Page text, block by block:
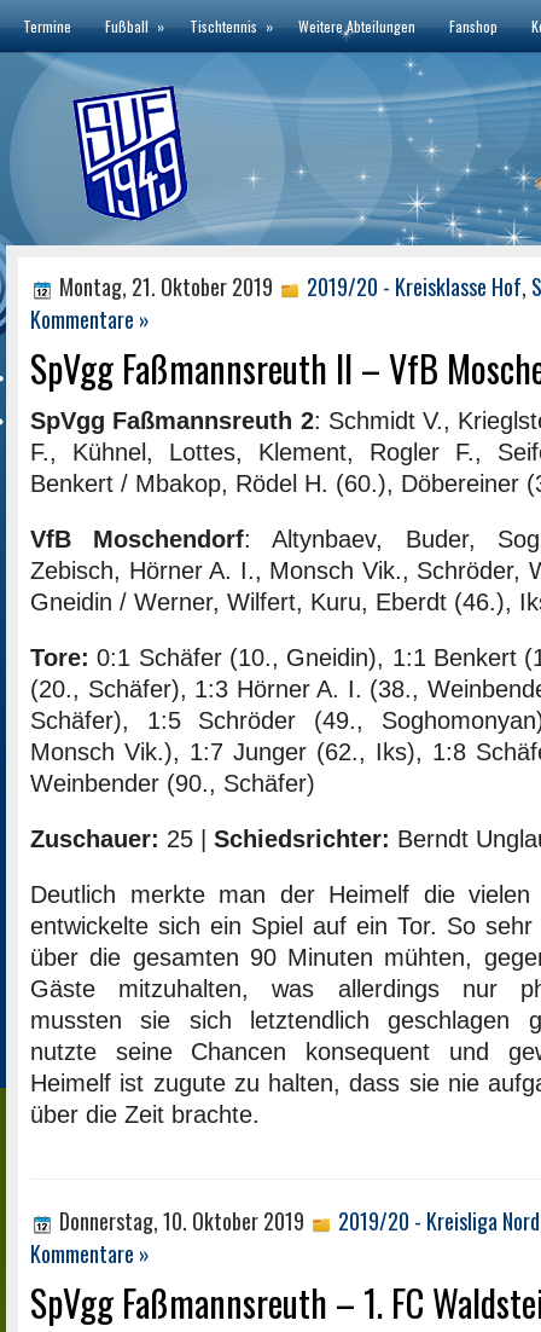
Termine Fußball » Tischtennis » Weitere Abteilungen Fanshop
Montag, 21. Oktober 2019 2019/20 - Kreisklasse Hof,
Kommentare »
SpVgg Faßmannsreuth II – VfB
SpVgg Faßmannsreuth 2: Schmidt V.,
F., Kühnel, Lottes, Klement, Rogler F.,
Benkert / Mbakop, Rödel H. (60.), Döbereiner
VfB Moschendorf: Altynbaev, Buder,
Zebisch, Hörner A. I., Monsch Vik., Schröder,
Gneidin / Werner, Wilfert, Kuru, Eberdt (46.),
Tore: 0:1 Schäfer (10., Gneidin), 1:1 Benkert
(20., Schäfer), 1:3 Hörner A. I. (38.,
Schäfer), 1:5 Schröder (49.,
Monsch Vik.), 1:7 Junger (62., Iks), 1:8
Weinbender (90., Schäfer)
Zuschauer: 25 | Schiedsrichter: Berndt
Deutlich merkte man der Heimelf die
entwickelte sich ein Spiel auf ein Tor. So
über die gesamten 90 Minuten mühten,
Gäste mitzuhalten, was allerdings nur
mussten sie sich letztendlich geschlagen
nutzte seine Chancen konsequent und
Heimelf ist zugute zu halten, dass sie nie
über die Zeit brachte.
Donnerstag, 10. Oktober 2019 2019/20 - Kreisliga Nord
Kommentare »
SpVgg Faßmannsreuth – 1. FC